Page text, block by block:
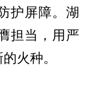
护屏障。湖
担当，用严
火种。